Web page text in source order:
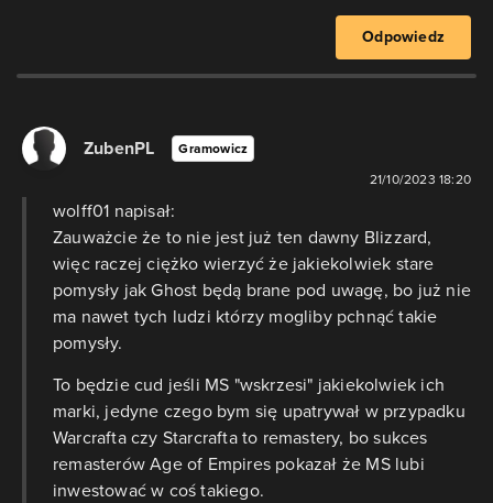
Odpowiedz
ZubenPL Gramowicz
21/10/2023 18:20
wolff01 napisał:
Zauważcie że to nie jest już ten dawny Blizzard,
więc raczej ciężko wierzyć że jakiekolwiek stare
pomysły jak Ghost będą brane pod uwagę, bo już nie
ma nawet tych ludzi którzy mogliby pchnąć takie
pomysły.
To będzie cud jeśli MS "wskrzesi" jakiekolwiek ich
marki, jedyne czego bym się upatrywał w przypadku
Warcrafta czy Starcrafta to remastery, bo sukces
remasterów Age of Empires pokazał że MS lubi
inwestować w coś takiego.